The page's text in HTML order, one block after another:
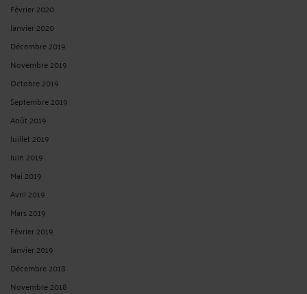
Février 2020
Janvier 2020
Décembre 2019
Novembre 2019
Octobre 2019
Septembre 2019
Août 2019
Juillet 2019
Juin 2019
Mai 2019
Avril 2019
Mars 2019
Février 2019
Janvier 2019
Décembre 2018
Novembre 2018